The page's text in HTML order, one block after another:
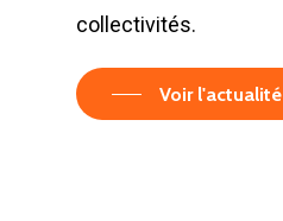
collectivités.
Voir l'actualité